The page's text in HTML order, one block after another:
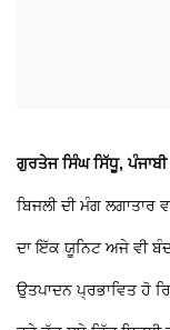
ਗੁਰਤੇਜ ਸਿੰਘ ਸਿੱਧੂ,
ਬਿਜਲੀ ਦੀ ਮੰਗ
ਦਾ ਇੱਕ ਯੂਨਿਟ ਅਜੇ ਵੀ
ਉਤਪਾਦਨ ਪ੍ਰਭਾਵਿਤ ਹੋ